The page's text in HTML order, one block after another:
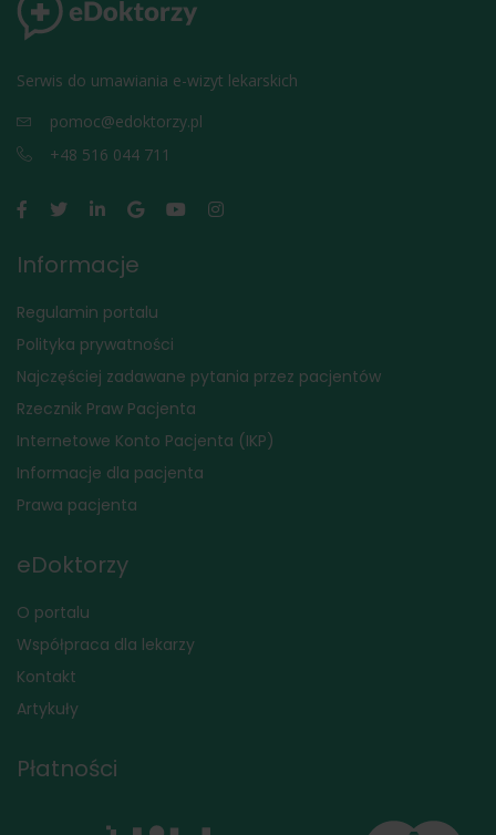
Serwis do umawiania e-wizyt lekarskich
pomoc@edoktorzy.pl
+48 516 044 711
Informacje
Regulamin portalu
Polityka prywatności
Najczęściej zadawane pytania przez pacjentów
Rzecznik Praw Pacjenta
Internetowe Konto Pacjenta (IKP)
Informacje dla pacjenta
Prawa pacjenta
eDoktorzy
O portalu
Współpraca dla lekarzy
Kontakt
Artykuły
Płatności